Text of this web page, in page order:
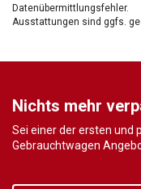
Datenübermittlungsfehler.
Ausstattungen sind ggfs.
Nichts mehr
Sei einer der ersten und
Gebrauchtwagen